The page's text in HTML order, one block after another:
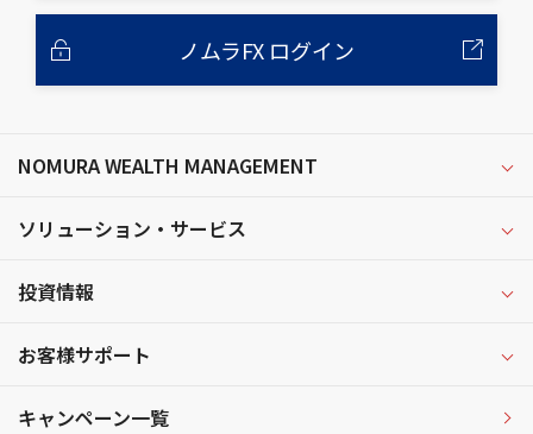
ノムラFX ログイン
NOMURA WEALTH MANAGEMENT
ソリューション・サービス
投資情報
お客様サポート
キャンペーン一覧